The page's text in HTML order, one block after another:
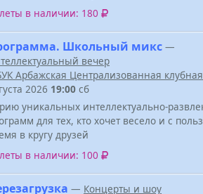
в наличии: 180
Школьный микс —
вечер
Арбажская Централизованная
2026 19:00 сб
уникальных интеллектуально-
для тех, кто хочет весело и с
в кругу друзей
в наличии: 100
— Концерты и шоу